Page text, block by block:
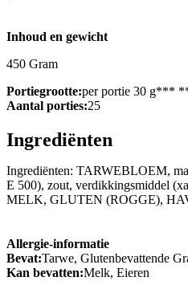
Inhoud en gewicht
450 Gram
Portiegrootte:per portie 30 g***
Aantal porties:25
Ingrediënten
Ingrediënten: TARWEBLOEM,
E 500), zout, verdikkingsmiddel
MELK, GLUTEN (ROGGE),
Allergie-informatie
Bevat:Tarwe, Glutenbevattende
Kan bevatten:Melk, Eieren